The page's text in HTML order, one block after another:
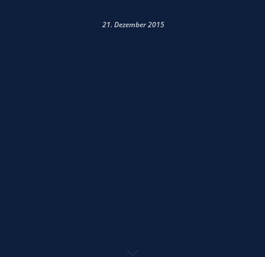
21. Dezember 2015